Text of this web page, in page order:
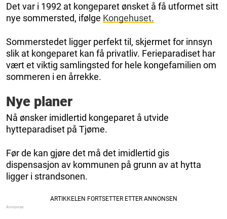
Det var i 1992 at kongeparet ønsket å få utformet sitt
nye sommersted, ifølge Kongehuset.
Sommerstedet ligger perfekt til, skjermet for innsyn
slik at kongeparet kan få privatliv. Ferieparadiset har
vært et viktig samlingsted for hele kongefamilien om
sommeren i en årrekke.
Nye planer
Nå ønsker imidlertid kongeparet å utvide
hytteparadiset på Tjøme.
Før de kan gjøre det må det imidlertid gis
dispensasjon av kommunen på grunn av at hytta
ligger i strandsonen.